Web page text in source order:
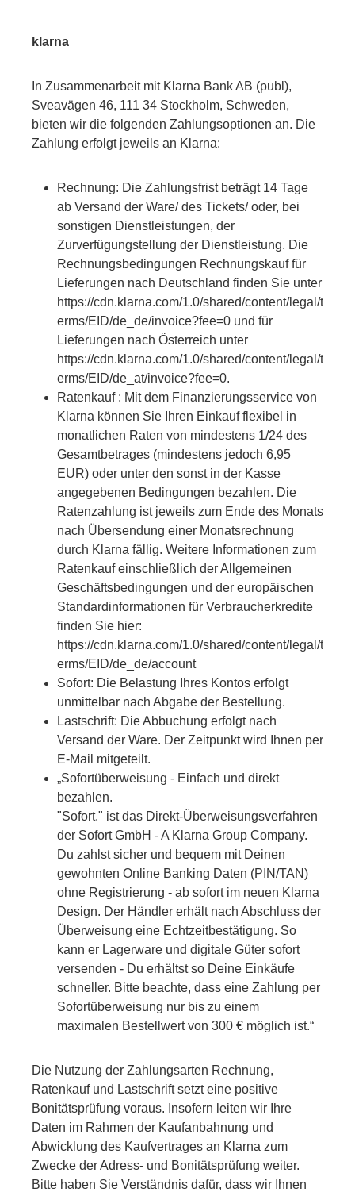
klarna
In Zusammenarbeit mit Klarna Bank AB (publ),
Sveavägen 46, 111 34 Stockholm, Schweden,
bieten wir die folgenden Zahlungsoptionen an. Die
Zahlung erfolgt jeweils an Klarna:
Rechnung: Die Zahlungsfrist beträgt 14 Tage
ab Versand der Ware/ des Tickets/ oder, bei
sonstigen Dienstleistungen, der
Zurverfügungstellung der Dienstleistung. Die
Rechnungsbedingungen Rechnungskauf für
Lieferungen nach Deutschland finden Sie unter
https://cdn.klarna.com/1.0/shared/content/legal/t
erms/EID/de_de/invoice?fee=0 und für
Lieferungen nach Österreich unter
https://cdn.klarna.com/1.0/shared/content/legal/t
erms/EID/de_at/invoice?fee=0.
Ratenkauf : Mit dem Finanzierungsservice von
Klarna können Sie Ihren Einkauf flexibel in
monatlichen Raten von mindestens 1/24 des
Gesamtbetrages (mindestens jedoch 6,95
EUR) oder unter den sonst in der Kasse
angegebenen Bedingungen bezahlen. Die
Ratenzahlung ist jeweils zum Ende des Monats
nach Übersendung einer Monatsrechnung
durch Klarna fällig. Weitere Informationen zum
Ratenkauf einschließlich der Allgemeinen
Geschäftsbedingungen und der europäischen
Standardinformationen für Verbraucherkredite
finden Sie hier:
https://cdn.klarna.com/1.0/shared/content/legal/t
erms/EID/de_de/account
Sofort: Die Belastung Ihres Kontos erfolgt
unmittelbar nach Abgabe der Bestellung.
Lastschrift: Die Abbuchung erfolgt nach
Versand der Ware. Der Zeitpunkt wird Ihnen per
E-Mail mitgeteilt.
„Sofortüberweisung - Einfach und direkt
bezahlen.
"Sofort." ist das Direkt-Überweisungsverfahren
der Sofort GmbH - A Klarna Group Company.
Du zahlst sicher und bequem mit Deinen
gewohnten Online Banking Daten (PIN/TAN)
ohne Registrierung - ab sofort im neuen Klarna
Design. Der Händler erhält nach Abschluss der
Überweisung eine Echtzeitbestätigung. So
kann er Lagerware und digitale Güter sofort
versenden - Du erhältst so Deine Einkäufe
schneller. Bitte beachte, dass eine Zahlung per
Sofortüberweisung nur bis zu einem
maximalen Bestellwert von 300 € möglich ist.“
Die Nutzung der Zahlungsarten Rechnung,
Ratenkauf und Lastschrift setzt eine positive
Bonitätsprüfung voraus. Insofern leiten wir Ihre
Daten im Rahmen der Kaufanbahnung und
Abwicklung des Kaufvertrages an Klarna zum
Zwecke der Adress- und Bonitätsprüfung weiter.
Bitte haben Sie Verständnis dafür, dass wir Ihnen